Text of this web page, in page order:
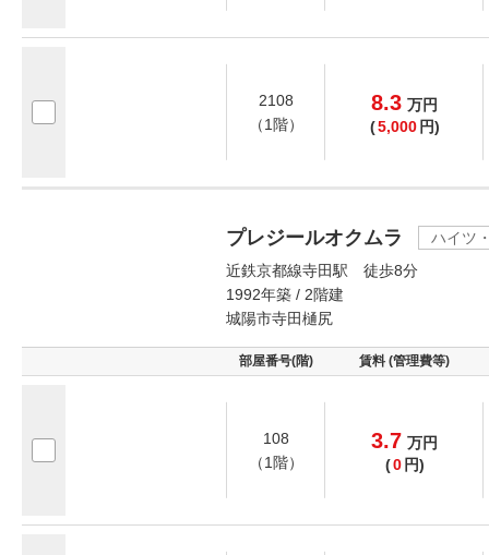
2108
（1階）
8.3 万円
(5,000 円)
プレジールオクムラ
ハイツ
近鉄京都線寺田駅 徒歩8分
1992年築 / 2階建
城陽市寺田樋尻
部屋番号(階) 賃料 (管理費等)
108
（1階）
3.7 万円
(0 円)